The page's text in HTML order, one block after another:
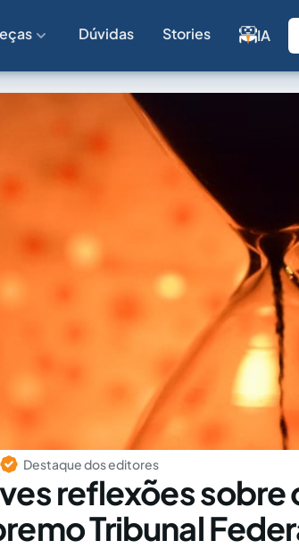
Dúvidas Stories IA
Destaque dos editores
reflexões sobre
Tribunal